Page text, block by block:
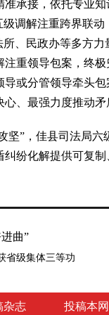
承接，依托专业知
调解注重跨界联
、民政办等多方
重领导包案，终
或分管领导牵头
、最强力度推动矛
”，佳县司法局六
纷化解提供可复制
曲”
省级集体三等功
杂志 投稿本网